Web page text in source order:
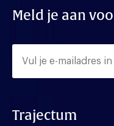
Meld je aan
Trajectum